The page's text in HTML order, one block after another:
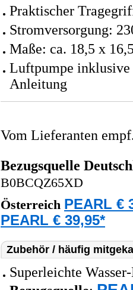
Praktischer
Stromversorgung:
Maße: ca. 18,5 x
Luftpumpe inklusive
Anleitung
Vom Lieferanten
Bezugsquelle
B0BCQZ65XD
Österreich PEARL €
PEARL € 39,95*
Zubehör / häufig
Superleichte